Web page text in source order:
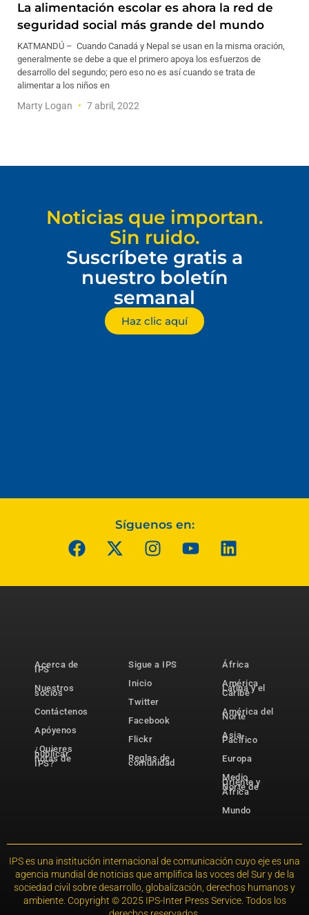
La alimentación escolar es ahora la red de
seguridad social más grande del mundo
KATMANDÚ – Cuando Canadá y Nepal se usan en la misma oración,
generalmente se debe a que el primero apoya los esfuerzos de
desarrollo del segundo; pero eso no es así cuando se trata de
alimentar a los niños en
Marty Logan 7 abril, 2022
Noticias que importan.
Sin ruido.
Suscríbete gratis a
nuestro boletín
semanal
Haz clic aquí
Síguenos en:
Acerca de
IPS
Nuestros
socios
Contáctenos
Apóyenos
¿Quieres
publicar
notas de
IPS?
Sigue a IPS
Inicio
Twitter
Facebook
Flickr
Reglas de
comunidad
África
América
Latina y el
Caribe
América del
Norte
Asia-
Pacífico
Europa
Medio
Oriente y
Norte de
África
Mundo
IPS es una institución internacional de comunicación cuyo eje es una
agencia mundial de noticias que amplifica las voces del Sur y de la
sociedad civil sobre desarrollo, globalización, derechos humanos y
ambiente. Copyright © 2025 IPS-Inter Press Service. Todos los